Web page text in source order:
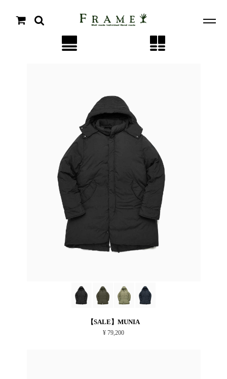
【SALE】MUNIA
¥ 79,200